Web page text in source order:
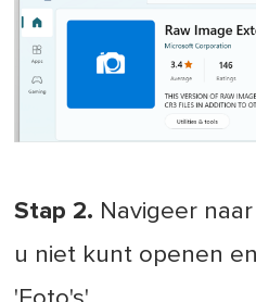
Stap 2. Navigeer
u niet kunt openen